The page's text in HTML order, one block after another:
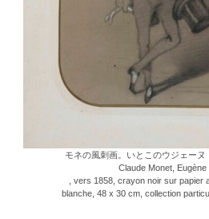
モネの風刺画。いとこのウジェーヌ
Claude Monet, Eugène
, vers 1858, crayon noir sur papier
blanche, 48 x 30 cm, collection